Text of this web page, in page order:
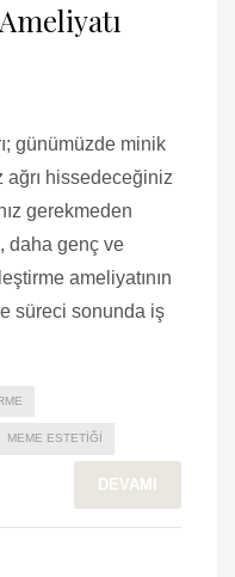
günümüzde minik
hissedeceğiniz
gerekmeden
daha genç ve
ameliyatının
süreci sonunda iş
MEME ESTETIĞI
DEVAMI